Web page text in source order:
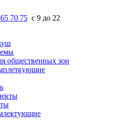
70 75 с 9 до 22
общественных зон